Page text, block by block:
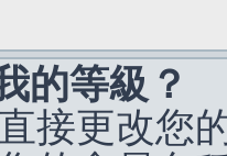
的等級？
接更改您